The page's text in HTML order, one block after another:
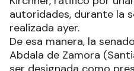
autoridades, durante la
realizada ayer.
De esa manera, la
Abdala de Zamora